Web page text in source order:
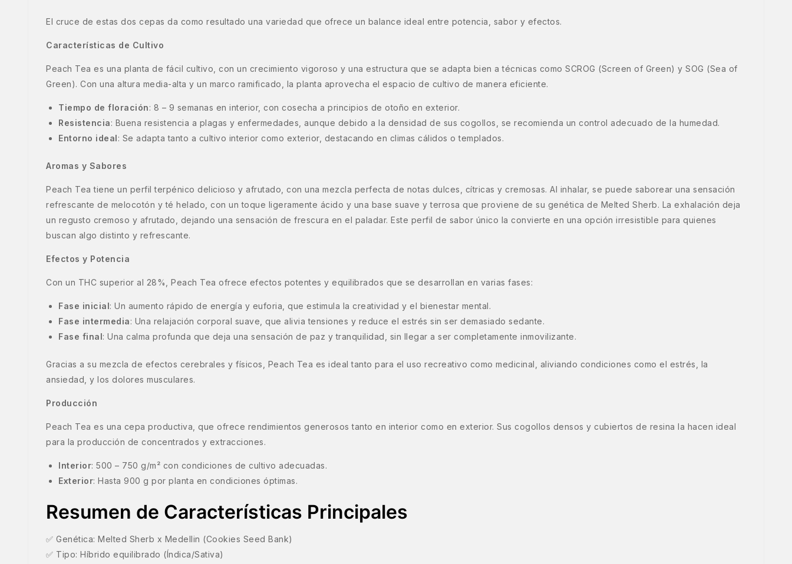
El cruce de estas dos cepas da como resultado una variedad que ofrece un balance ideal entre potencia, sabor y efectos.
Características de Cultivo
Peach Tea es una planta de fácil cultivo, con un crecimiento vigoroso y una estructura que se adapta bien a técnicas como SCROG (Screen of Green) y SOG (Sea of
Green). Con una altura media-alta y un marco ramificado, la planta aprovecha el espacio de cultivo de manera eficiente.
Tiempo de floración: 8 – 9 semanas en interior, con cosecha a principios de otoño en exterior.
Resistencia: Buena resistencia a plagas y enfermedades, aunque debido a la densidad de sus cogollos, se recomienda un control adecuado de la humedad.
Entorno ideal: Se adapta tanto a cultivo interior como exterior, destacando en climas cálidos o templados.
Aromas y Sabores
Peach Tea tiene un perfil terpénico delicioso y afrutado, con una mezcla perfecta de notas dulces, cítricas y cremosas. Al inhalar, se puede saborear una sensación
refrescante de melocotón y té helado, con un toque ligeramente ácido y una base suave y terrosa que proviene de su genética de Melted Sherb. La exhalación deja
un regusto cremoso y afrutado, dejando una sensación de frescura en el paladar. Este perfil de sabor único la convierte en una opción irresistible para quienes
buscan algo distinto y refrescante.
Efectos y Potencia
Con un THC superior al 28%, Peach Tea ofrece efectos potentes y equilibrados que se desarrollan en varias fases:
Fase inicial: Un aumento rápido de energía y euforia, que estimula la creatividad y el bienestar mental.
Fase intermedia: Una relajación corporal suave, que alivia tensiones y reduce el estrés sin ser demasiado sedante.
Fase final: Una calma profunda que deja una sensación de paz y tranquilidad, sin llegar a ser completamente inmovilizante.
Gracias a su mezcla de efectos cerebrales y físicos, Peach Tea es ideal tanto para el uso recreativo como medicinal, aliviando condiciones como el estrés, la
ansiedad, y los dolores musculares.
Producción
Peach Tea es una cepa productiva, que ofrece rendimientos generosos tanto en interior como en exterior. Sus cogollos densos y cubiertos de resina la hacen ideal
para la producción de concentrados y extracciones.
Interior: 500 – 750 g/m² con condiciones de cultivo adecuadas.
Exterior: Hasta 900 g por planta en condiciones óptimas.
Resumen de Características Principales
✅ Genética: Melted Sherb x Medellin (Cookies Seed Bank)
✅ Tipo: Híbrido equilibrado (Índica/Sativa)